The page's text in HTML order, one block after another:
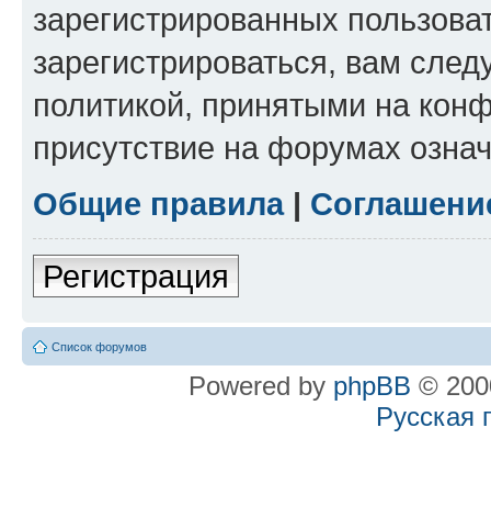
зарегистрированных
зарегистрироваться, вам
политикой, принятыми на
присутствие на форумах
Общие правила|
Регистрация
Список форумов
Powered by phpBB ©
Русская